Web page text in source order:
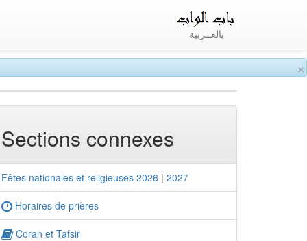
×
بالعــربية
Sections connexes
Fêtes nationales et religieuses 2026 | 2027
Horaires de prières
Coran et Tafsir